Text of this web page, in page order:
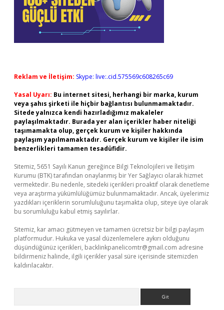
Reklam ve İletişim: Skype: live:.cid.575569c608265c69
Yasal Uyarı: Bu internet sitesi, herhangi bir marka, kurum
veya şahıs şirketi ile hiçbir bağlantısı bulunmamaktadır.
Sitede yalnızca kendi hazırladığımız makaleler
paylaşılmaktadır. Burada yer alan içerikler haber niteliği
taşımamakta olup, gerçek kurum ve kişiler hakkında
paylaşım yapılmamaktadır. Gerçek kurum ve kişiler ile isim
benzerlikleri tamamen tesadüfidir.
Sitemiz, 5651 Sayılı Kanun gereğince Bilgi Teknolojileri ve İletişim
Kurumu (BTK) tarafından onaylanmış bir Yer Sağlayıcı olarak hizmet
vermektedir. Bu nedenle, sitedeki içerikleri proaktif olarak denetleme
veya araştırma yükümlülüğümüz bulunmamaktadır. Ancak, üyelerimiz
yazdıkları içeriklerin sorumluluğunu taşımakta olup, siteye üye olarak
bu sorumluluğu kabul etmiş sayılırlar.
Sitemiz, kar amacı gütmeyen ve tamamen ücretsiz bir bilgi paylaşım
platformudur. Hukuka ve yasal düzenlemelere aykırı olduğunu
düşündüğünüz içerikleri, backlinkpanelicomtr@gmail.com adresine
bildirmeniz halinde, ilgili içerikler yasal süre içerisinde sitemizden
kaldırılacaktır.